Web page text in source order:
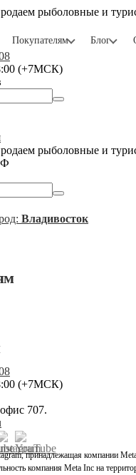
рыболовные и
Покупателям Блог
(+7МСК)
рыболовные и
Владивосток
(+7МСК)
707.
принадлежащая компании
компания Meta Inc на